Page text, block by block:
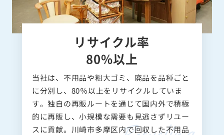
リサイクル率
80%以上
当社は、不用品や粗大ゴミ、廃品を品種ごと
に分別し、80％以上をリサイクルしていま
す。独自の再販ルートを通じて国内外で積極
的に再販し、小規模な需要も見逃さずリユー
スに貢献。川崎市多摩区内で回収した不用品